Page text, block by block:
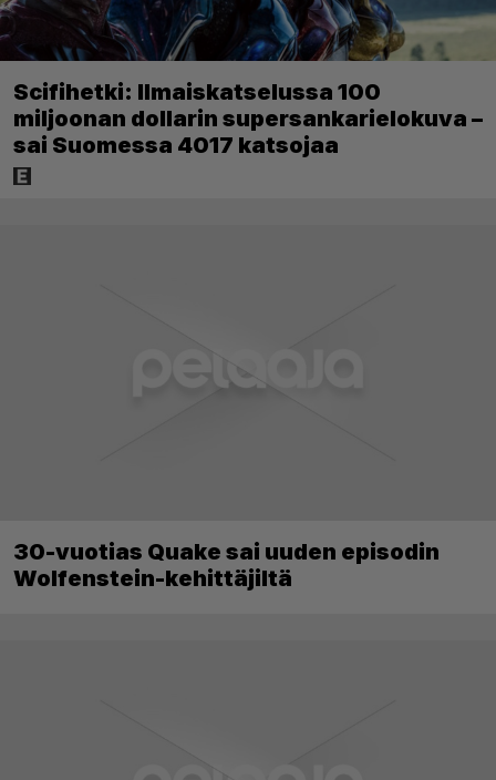
Scifihetki: Ilmaiskatselussa 100
miljoonan dollarin supersankarielokuva –
sai Suomessa 4017 katsojaa
30-vuotias Quake sai uuden episodin
Wolfenstein-kehittäjiltä